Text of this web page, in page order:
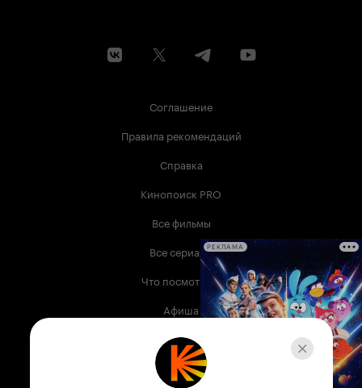
Соглашение
Правила рекомендаций
Справка
Кинопоиск PRO
Все фильмы
Все сериалы
Что посмотреть
Афиша
Музыка
Телепрограмма
РЕКЛАМА